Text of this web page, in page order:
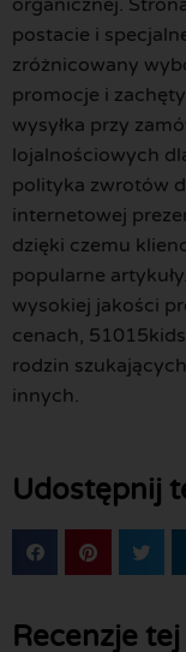
postacie i
zróżnicowany
promocje i
wysyłka przy
lojalnościowych
polityka zwrotów
internetowej
dzięki czemu
popularne
wysokiej jakości
cenach,
rodzin
innych.
Udostępnij
Recenzje